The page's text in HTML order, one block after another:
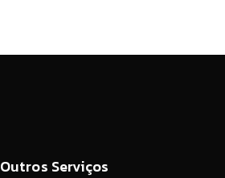
Outros Serviços